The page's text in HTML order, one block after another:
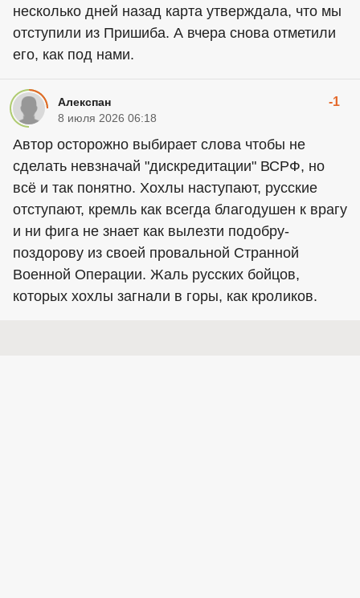
несколько дней назад карта утверждала, что мы
отступили из Пришиба. А вчера снова отметили
его, как под нами.
Алекспан -1
8 июля 2026 06:18
Автор осторожно выбирает слова чтобы не
сделать невзначай "дискредитации" ВСРФ, но
всё и так понятно. Хохлы наступают, русские
отступают, кремль как всегда благодушен к врагу
и ни фига не знает как вылезти подобру-
поздорову из своей провальной Странной
Военной Операции. Жаль русских бойцов,
которых хохлы загнали в горы, как кроликов.